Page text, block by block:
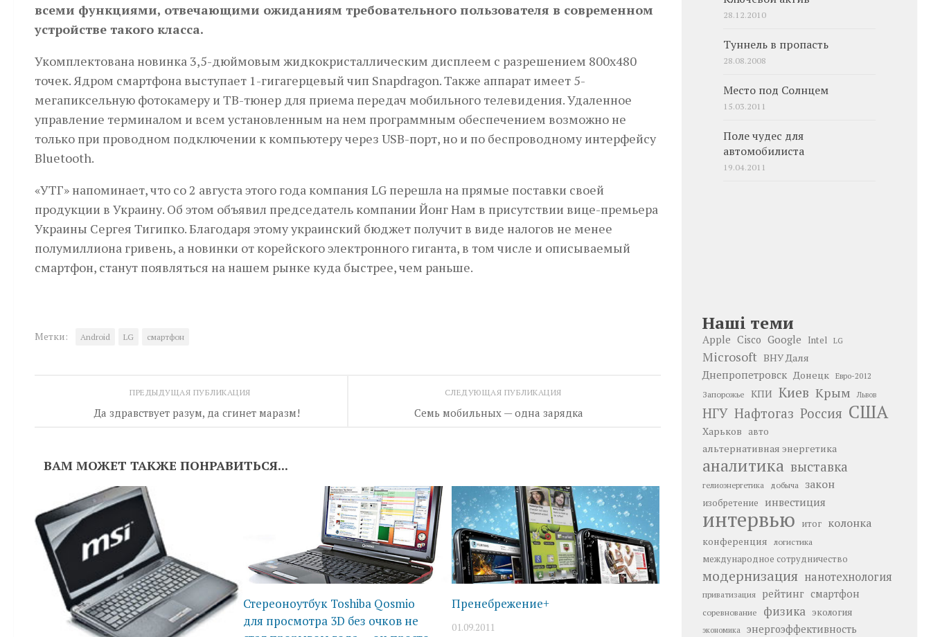
всеми функциями, отвечающими ожиданиям требовательного пользователя в современном
устройстве такого класса.
Укомплектована новинка 3,5-дюймовым жидкокристаллическим дисплеем с разрешением 800х480
точек. Ядром смартфона выступает 1-гигагерцевый чип Snapdragon. Также аппарат имеет 5-
мегапиксельную фотокамеру и ТВ-тюнер для приема передач мобильного телевидения. Удаленное
управление терминалом и всем установленным на нем программным обеспечением возможно не
только при проводном подключении к компьютеру через USB-порт, но и по беспроводному интерфейсу
Bluetooth.
«УТГ» напоминает, что со 2 августа этого года компания LG перешла на прямые поставки своей
продукции в Украину. Об этом объявил председатель компании Йонг Нам в присутствии вице-премьера
Украины Сергея Тигипко. Благодаря этому украинский бюджет получит в виде налогов не менее
полумиллиона гривень, а новинки от корейского электронного гиганта, в том числе и описываемый
смартфон, станут появляться на нашем рынке куда быстрее, чем раньше.
Метки: Android LG смартфон
СЛЕДУЮЩАЯ ПУБЛИКАЦИЯ
Семь мобильных — одна зарядка
ПРЕДЫДУЩАЯ ПУБЛИКАЦИЯ
Да здравствует разум, да сгинет маразм!
ВАМ МОЖЕТ ТАКЖЕ ПОНРАВИТЬСЯ...
Стереоноутбук Toshiba Qosmio
для просмотра 3D без очков не
Пренебрежение+
01.09.2011
28.12.2010
Туннель в пропасть
28.08.2008
Место под Солнцем
15.03.2011
Поле чудес для
автомобилиста
19.04.2011
Наші теми
Apple Cisco Google Intel LG
Microsoft ВНУ Даля
Днепропетровск Донецк Евро-2012
Запорожье КПИ Киев Крым Львов
НГУ Нафтогаз Россия США
Харьков авто
альтернативная энергетика
аналитика выставка
гелиоэнергетика добыча закон
изобретение инвестиция
интервью итог колонка
конференция логистика
международное сотрудничество
модернизация нанотехнология
приватизация рейтинг смартфон
соревнование физика экология
экономика энергоэффективность